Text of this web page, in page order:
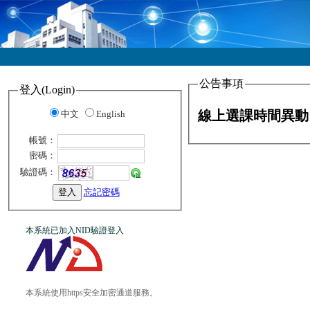
公告事項
線上選課時間異動
登入(Login)
中文 English
帳號：
密碼：
驗證碼：
忘記密碼
本系統已加入NID驗證登入
本系統使用https安全加密通道服務。